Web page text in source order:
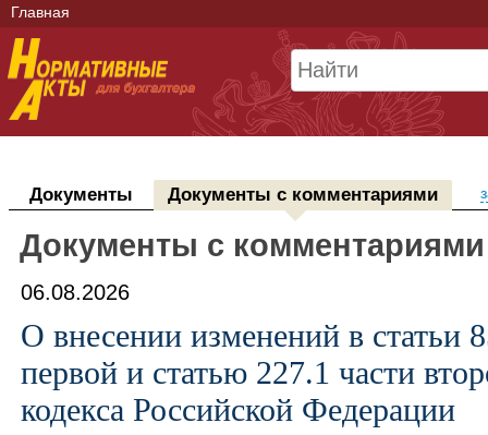
Главная
Документы Документы с комментариями
Документы с
06.08.2026
О внесении изменений в статьи
первой и статью 227.1 части
кодекса Российской Федерации